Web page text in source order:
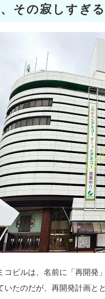
その寂しすぎる
コビルは、名前に「再開発
いたのだが、再開発計画と